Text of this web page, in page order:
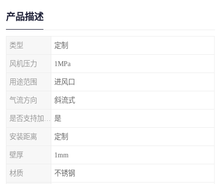
产品描述
类型 定制
风机压力 1MPa
用途范围 进风口
气流方向 斜流式
是
安装距离 定制
壁厚 1mm
材质 不锈钢